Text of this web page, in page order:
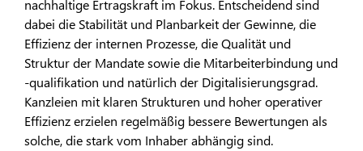
nachhaltige Ertragskraft im Fokus. Entscheidend sind
dabei die Stabilität und Planbarkeit der Gewinne, die
Effizienz der internen Prozesse, die Qualität und
Struktur der Mandate sowie die Mitarbeiterbindung und
-qualifikation und natürlich der Digitalisierungsgrad.
Kanzleien mit klaren Strukturen und hoher operativer
Effizienz erzielen regelmäßig bessere Bewertungen als
solche, die stark vom Inhaber abhängig sind.